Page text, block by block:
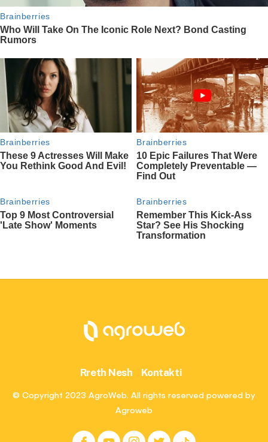
Rreth Nesh Kontakti
© Copyright 2023 AgroWeb. All rights reserved powered by
Agroweb